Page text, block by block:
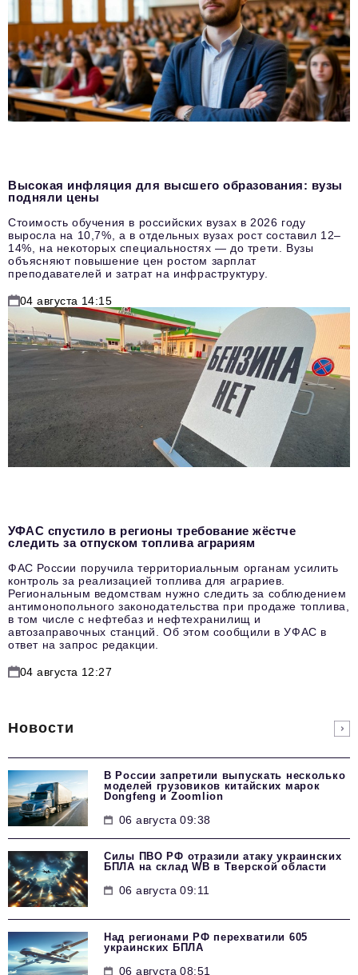
Высокая инфляция для высшего образования: вузы
подняли цены
Стоимость обучения в российских вузах в 2026 году
выросла на 10,7%, а в отдельных вузах рост составил 12–
14%, на некоторых специальностях — до трети. Вузы
объясняют повышение цен ростом зарплат
преподавателей и затрат на инфраструктуру.
04 августа 14:15
УФАС спустило в регионы требование жёстче
следить за отпуском топлива аграриям
ФАС России поручила территориальным органам усилить
контроль за реализацией топлива для аграриев.
Региональным ведомствам нужно следить за соблюдением
антимонопольного законодательства при продаже топлива,
в том числе с нефтебаз и нефтехранилищ и
автозаправочных станций. Об этом сообщили в УФАС в
ответ на запрос редакции.
04 августа 12:27
Новости
В России запретили выпускать несколько
моделей грузовиков китайских марок
Dongfeng и Zoomlion
06 августа 09:38
Силы ПВО РФ отразили атаку украинских
БПЛА на склад WB в Тверской области
06 августа 09:11
Над регионами РФ перехватили 605
украинских БПЛА
06 августа 08:51